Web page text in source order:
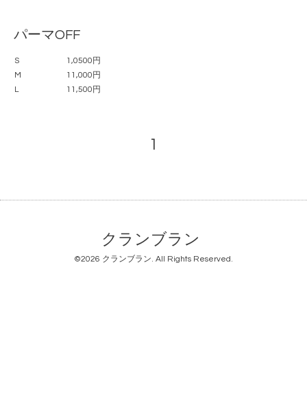
パーマOFF
S
1,0500円
M
11,000円
L
11,500円
1
クランブラン
©2026 クランブラン. All Rights Reserved.